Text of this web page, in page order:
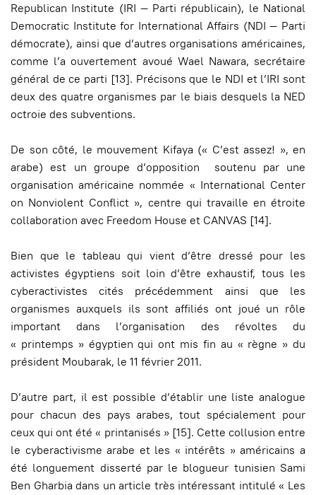
Republican Institute (IRI — Parti républicain), le National
Democratic Institute for International Affairs (NDI — Parti
démocrate), ainsi que d’autres organisations américaines,
comme l’a ouvertement avoué Wael Nawara, secrétaire
général de ce parti [13]. Précisons que le NDI et l’IRI sont
deux des quatre organismes par le biais desquels la NED
octroie des subventions.
De son côté, le mouvement Kifaya (« C’est assez! », en
arabe) est un groupe d’opposition soutenu par une
organisation américaine nommée « International Center
on Nonviolent Conflict », centre qui travaille en étroite
collaboration avec Freedom House et CANVAS [14].
Bien que le tableau qui vient d’être dressé pour les
activistes égyptiens soit loin d’être exhaustif, tous les
cyberactivistes cités précédemment ainsi que les
organismes auxquels ils sont affiliés ont joué un rôle
important dans l’organisation des révoltes du
« printemps » égyptien qui ont mis fin au « règne » du
président Moubarak, le 11 février 2011.
D’autre part, il est possible d’établir une liste analogue
pour chacun des pays arabes, tout spécialement pour
ceux qui ont été « printanisés » [15]. Cette collusion entre
le cyberactivisme arabe et les « intérêts » américains a
été longuement disserté par le blogueur tunisien Sami
Ben Gharbia dans un article très intéressant intitulé « Les